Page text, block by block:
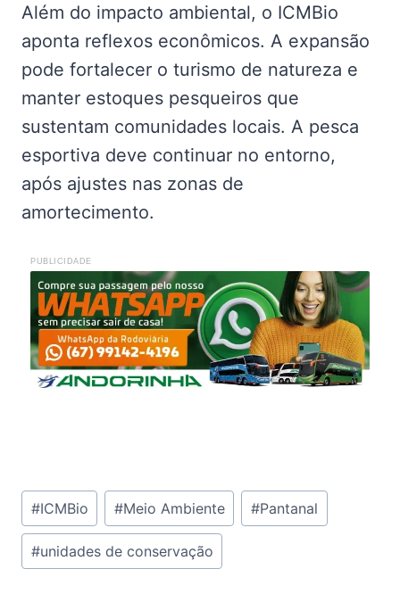
Além do impacto ambiental, o ICMBio
aponta reflexos econômicos. A expansão
pode fortalecer o turismo de natureza e
manter estoques pesqueiros que
sustentam comunidades locais. A pesca
esportiva deve continuar no entorno,
após ajustes nas zonas de
amortecimento.
PUBLICIDADE
Tags
do
Post:
#ICMBio #Meio Ambiente #Pantanal
#unidades de conservação